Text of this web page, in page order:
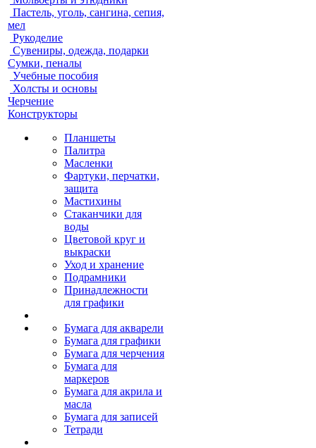
Пастель, уголь, сангина, сепия,
мел
Рукоделие
Сувениры, одежда, подарки
Сумки, пеналы
Учебные пособия
Холсты и основы
Черчение
Конструкторы
Планшеты
Палитра
Масленки
Фартуки, перчатки,
защита
Мастихины
Стаканчики для
воды
Цветовой круг и
выкраски
Уход и хранение
Подрамники
Принадлежности
для графики
Бумага для акварели
Бумага для графики
Бумага для черчения
Бумага для
маркеров
Бумага для акрила и
масла
Бумага для записей
Тетради